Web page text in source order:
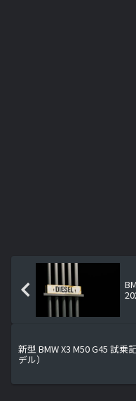
新型 BMW X3 M50 G45 試乗
デル）